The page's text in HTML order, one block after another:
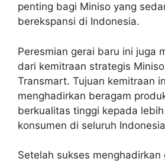
penting bagi Miniso yang
berekspansi di Indonesia.
Peresmian gerai baru ini juga
dari kemitraan strategis
Transmart. Tujuan kemitraan
menghadirkan beragam
berkualitas tinggi kepada
konsumen di seluruh
Setelah sukses menghadirkan